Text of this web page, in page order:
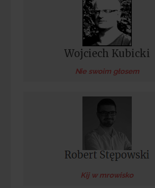
Wojciech Kubicki
Nie swoim głosem
Kij w mrowisko